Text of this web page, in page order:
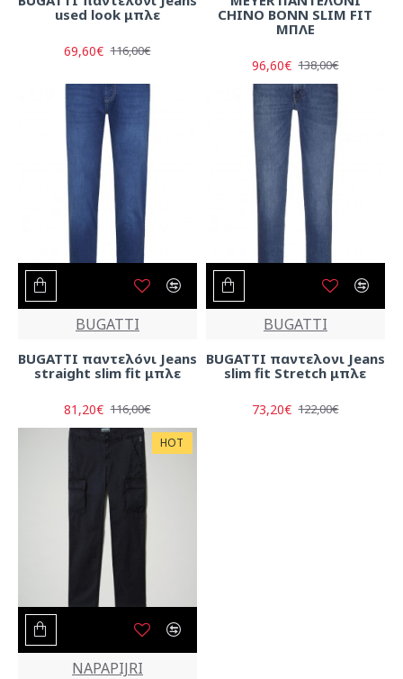
used look μπλε
69,60€ 116,00€
CHINO BONN SLIM FIT
ΜΠΛΕ
96,60€ 138,00€
BUGATTI
BUGATTI παντελόνι Jeans
straight slim fit μπλε
81,20€ 116,00€
BUGATTI
BUGATTI παντελονι Jeans
slim fit Stretch μπλε
73,20€ 122,00€
HOT
NAPAPIJRI